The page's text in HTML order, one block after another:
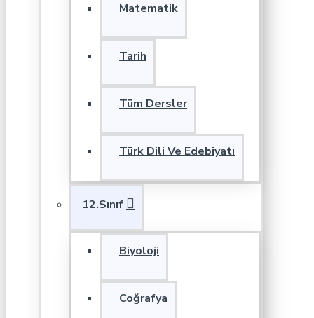
Matematik
Tarih
Tüm Dersler
Türk Dili Ve Edebiyatı
12.Sınıf
Biyoloji
Coğrafya